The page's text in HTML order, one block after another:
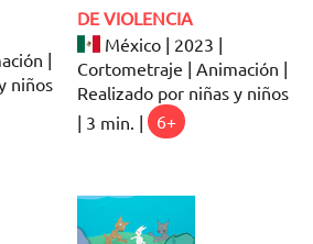
|
niños
DE VIOLENCIA
México | 2023 |
Cortometraje | Animación |
Realizado por niñas y niños
| 3 min. |
6+